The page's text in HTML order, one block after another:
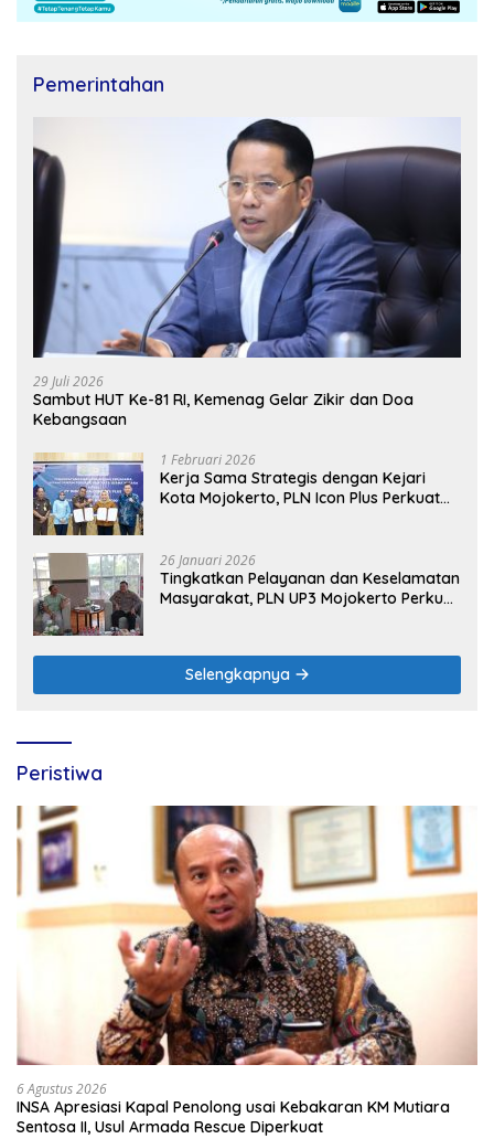
Pemerintahan
29 Juli 2026
Sambut HUT Ke-81 RI, Kemenag Gelar Zikir dan Doa
Kebangsaan
1 Februari 2026
Kerja Sama Strategis dengan Kejari
Kota Mojokerto, PLN Icon Plus Perkuat
26 Januari 2026
Tingkatkan Pelayanan dan Keselamatan
Masyarakat, PLN UP3 Mojokerto Perkuat
Selengkapnya
Peristiwa
6 Agustus 2026
INSA Apresiasi Kapal Penolong usai Kebakaran KM Mutiara
Sentosa II, Usul Armada Rescue Diperkuat